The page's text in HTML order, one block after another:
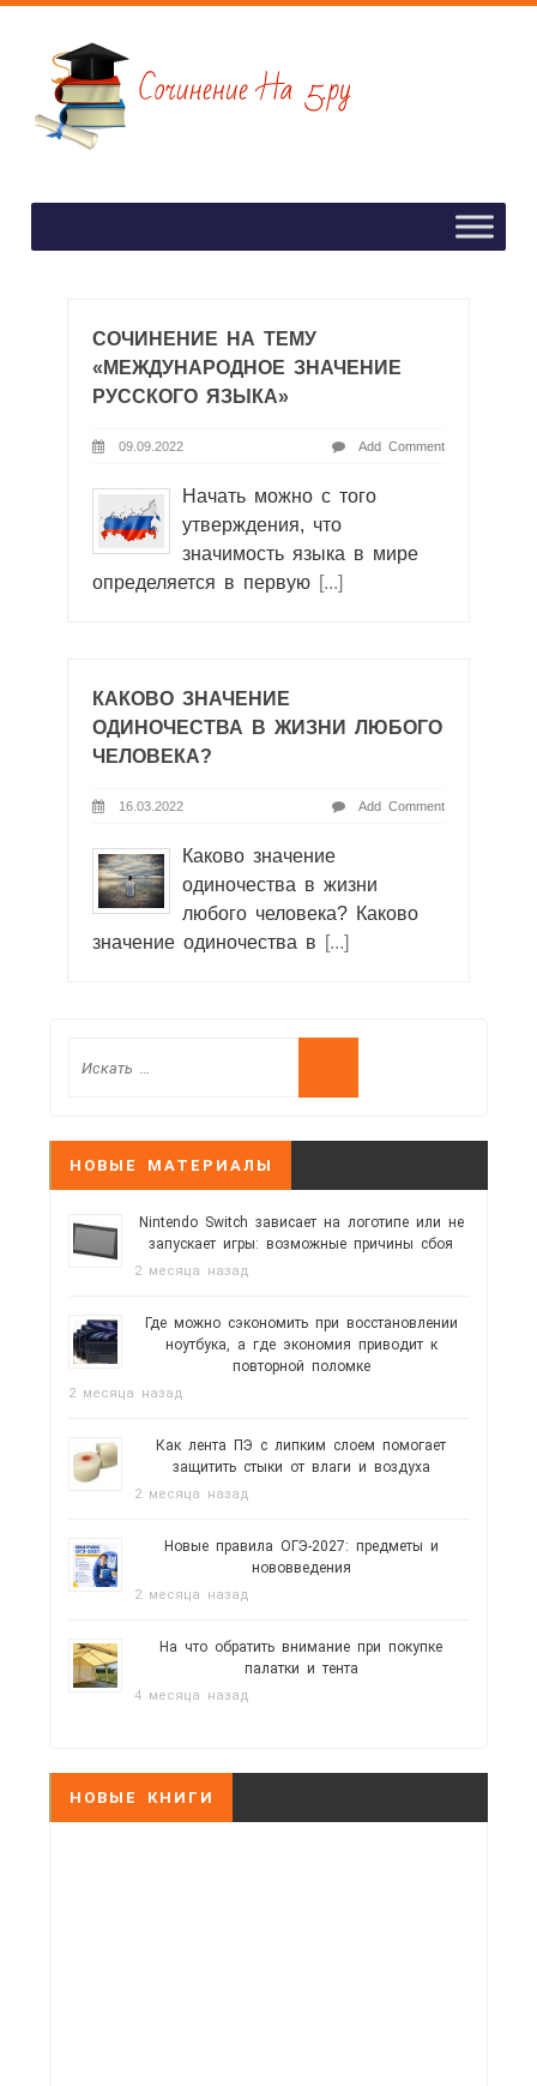
СОЧИНЕНИЕ НА ТЕМУ
«МЕЖДУНАРОДНОЕ ЗНАЧЕНИЕ
РУССКОГО ЯЗЫКА»
09.09.2022 Add Comment
Начать можно с того
утверждения, что
значимость языка в мире
определяется в первую [...]
КАКОВО ЗНАЧЕНИЕ
ОДИНОЧЕСТВА В ЖИЗНИ ЛЮБОГО
ЧЕЛОВЕКА?
16.03.2022 Add Comment
Каково значение
одиночества в жизни
любого человека? Каково
значение одиночества в [...]
НОВЫЕ МАТЕРИАЛЫ
Nintendo Switch зависает на логотипе или не
запускает игры: возможные причины сбоя
2 месяца назад
Где можно сэкономить при восстановлении
ноутбука, а где экономия приводит к
повторной поломке
2 месяца назад
Как лента ПЭ с липким слоем помогает
защитить стыки от влаги и воздуха
2 месяца назад
Новые правила ОГЭ-2027: предметы и
нововведения
2 месяца назад
На что обратить внимание при покупке
палатки и тента
4 месяца назад
НОВЫЕ КНИГИ